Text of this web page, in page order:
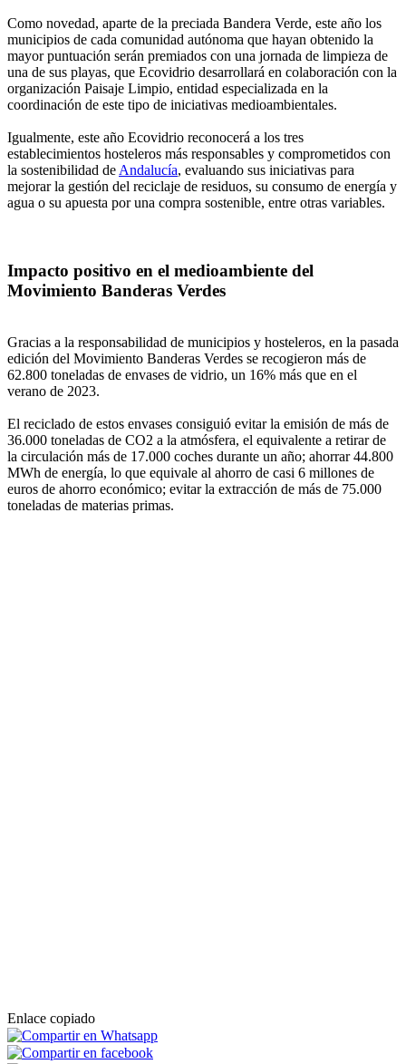
Como novedad, aparte de la preciada Bandera Verde, este año los
municipios de cada comunidad autónoma que hayan obtenido la
mayor puntuación serán premiados con una jornada de limpieza de
una de sus playas, que Ecovidrio desarrollará en colaboración con la
organización Paisaje Limpio, entidad especializada en la
coordinación de este tipo de iniciativas medioambientales.
Igualmente, este año Ecovidrio reconocerá a los tres
establecimientos hosteleros más responsables y comprometidos con
la sostenibilidad de Andalucía, evaluando sus iniciativas para
mejorar la gestión del reciclaje de residuos, su consumo de energía y
agua o su apuesta por una compra sostenible, entre otras variables.
Impacto positivo en el medioambiente del
Movimiento Banderas Verdes
Gracias a la responsabilidad de municipios y hosteleros, en la pasada
edición del Movimiento Banderas Verdes se recogieron más de
62.800 toneladas de envases de vidrio, un 16% más que en el
verano de 2023.
El reciclado de estos envases consiguió evitar la emisión de más de
36.000 toneladas de CO2 a la atmósfera, el equivalente a retirar de
la circulación más de 17.000 coches durante un año; ahorrar 44.800
MWh de energía, lo que equivale al ahorro de casi 6 millones de
euros de ahorro económico; evitar la extracción de más de 75.000
toneladas de materias primas.
Enlace copiado